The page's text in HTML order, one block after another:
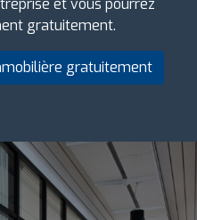
et vous pourrez
gratuitement.
gratuitement